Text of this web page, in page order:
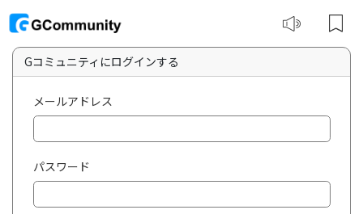
Gコミュニティにログインする
メールアドレス
パスワード